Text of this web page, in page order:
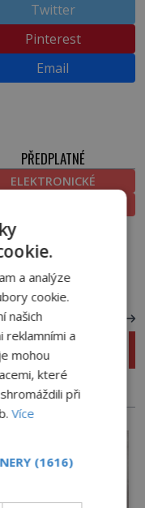
Twitter
Pinterest
Email
PŘEDPLATNÉ
ELEKTRONICKÉ
Pro ženy
nehoda, nebo
a analýze
cookie.
našich
reklamními a
mohou
které
při
Více
(1616)